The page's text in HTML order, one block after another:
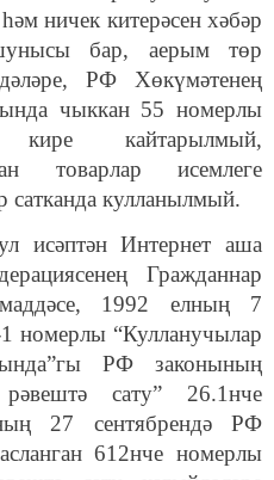
ничек китерәсен хәбәр
бар, аерым төр
РФ Хөкүмәтенең
чыккан 55 номерлы
кире кайтарылмый,
товарлар исемлеге
сатканда кулланылмый.
исәптән Интернет аша
Гражданнар
1992 елның 7
номерлы “Кулланучылар
РФ законының
сату” 26.1нче
27 сентябрендә РФ
612нче номерлы